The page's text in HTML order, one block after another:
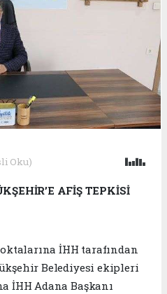
Oku)
AFİŞ TEPKİSİ
İHH tarafından
Belediyesi ekipleri
İHH Adana Başkanı